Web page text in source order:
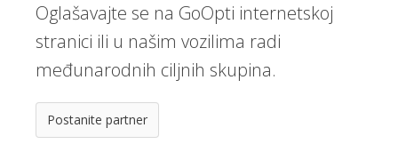
Oglašavajte se na GoOpti internetskoj
stranici ili u našim vozilima radi
međunarodnih ciljnih skupina.
Postanite partner